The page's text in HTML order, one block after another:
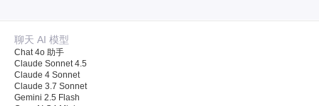
聊天 AI 模型
Chat 4o 助手
Claude Sonnet 4.5
Claude 4 Sonnet
Claude 3.7 Sonnet
Gemini 2.5 Flash